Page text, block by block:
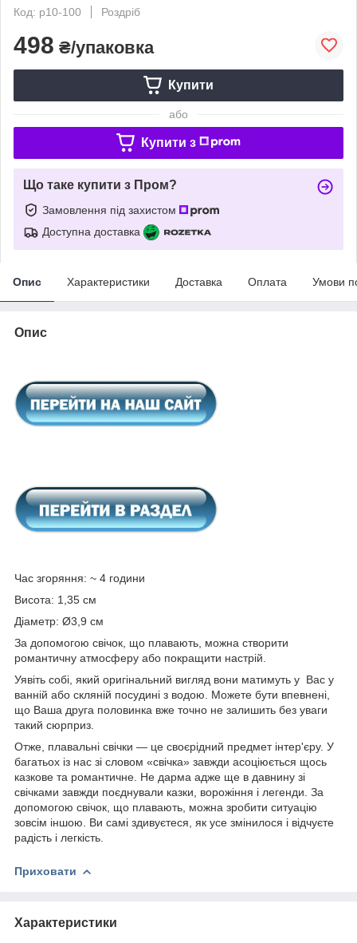
Код: р10-100
Роздріб
498 ₴/упаковка
Купити
або
Купити з
Що таке купити з Пром?
Замовлення під захистом
Доступна доставка
Опис Характеристики Доставка Оплата Умови
Опис
Час згоряння: ~ 4 години
Висота: 1,35 см
Діаметр: Ø3,9 см
За допомогою свічок, що плавають, можна створити
романтичну атмосферу або покращити настрій.
Уявіть собі, який оригінальний вигляд вони матимуть у Вас у
ванній або скляній посудині з водою. Можете бути впевнені,
що Ваша друга половинка вже точно не залишить без уваги
такий сюрприз.
Отже, плавальні свічки — це своєрідний предмет інтер'єру. У
багатьох із нас зі словом «свічка» завжди асоціюється щось
казкове та романтичне. Не дарма адже ще в давнину зі
свічками завжди поєднували казки, ворожіння і легенди. За
допомогою свічок, що плавають, можна зробити ситуацію
зовсім іншою. Ви самі здивуєтеся, як усе змінилося і відчуєте
радість і легкість.
Приховати
Характеристики